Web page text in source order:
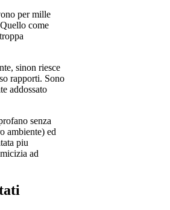
per mille
come
sinon riesce
rapporti. Sono
addossato
senza
ambiente) ed
piu
ad